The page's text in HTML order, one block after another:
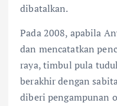
dibatalkan.
Pada 2008, apabila
dan mencatatkan
raya, timbul pula
berakhir dengan
diberi pengampunan